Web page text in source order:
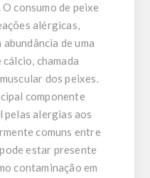
consumo de peixe
alérgicas,
de uma
chamada
dos peixes.
componente
alergias aos
comuns entre
estar presente
contaminação em